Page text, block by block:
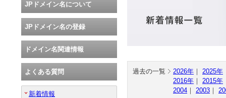
過去の一覧 2026年 ｜ 2025年
2016年 ｜ 2015年
2004 ｜ 2003 ｜
JPドメイン名について
JPドメイン名の登録
ドメイン名関連情報
よくある質問
新着情報